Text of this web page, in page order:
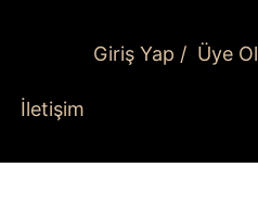
İletişim
Giriş Yap / Üye Ol